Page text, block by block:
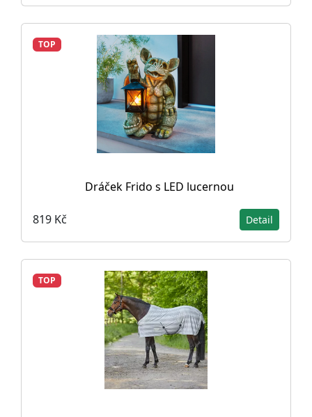
TOP
Dráček Frido s LED lucernou
819 Kč Detail
TOP